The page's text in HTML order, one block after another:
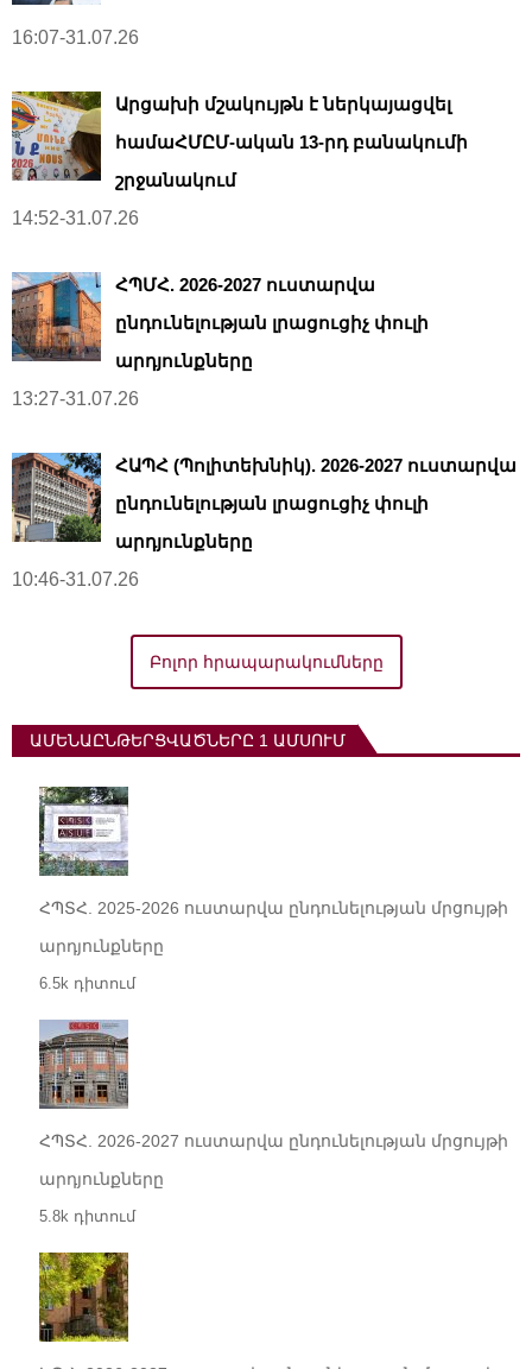
16:07-31.07.26
Արցախի մշակույթն է ներկայացվել
համաՀՄԸՄ-ական 13-րդ բանակումի
շրջանակում
14:52-31.07.26
ՀՊՄՀ. 2026-2027 ուստարվա
ընդունելության լրացուցիչ փուլի
արդյունքները
13:27-31.07.26
ՀԱՊՀ (Պոլիտեխնիկ). 2026-2027 ուստարվա
ընդունելության լրացուցիչ փուլի
արդյունքները
10:46-31.07.26
Բոլոր հրապարակումները
ԱՄԵՆԱԸՆԹԵՐՑՎԱԾՆԵՐԸ 1 ԱՄՍՈՒՄ
ՀՊՏՀ. 2025-2026 ուստարվա ընդունելության մրցույթի
արդյունքները
6.5k դիտում
ՀՊՏՀ. 2026-2027 ուստարվա ընդունելության մրցույթի
արդյունքները
5.8k դիտում